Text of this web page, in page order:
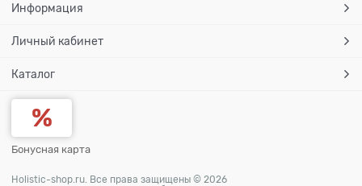
Информация
Личный кабинет
Каталог
Бонусная карта
Holistic-shop.ru. Все права защищены © 2026